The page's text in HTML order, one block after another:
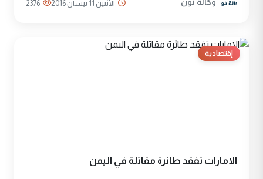
وكالة نون الأثنين 11 نيسان 2016 2376
إقتصادية
الامارات تفقد طائرة مقاتلة في اليمن